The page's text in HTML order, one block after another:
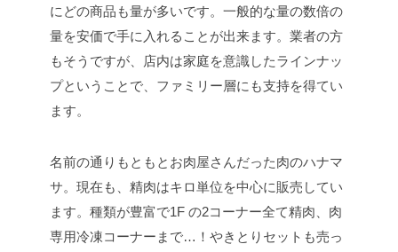
にどの商品も量が多いです。一般的な量の数倍の
量を安価で手に入れることが出来ます。業者の方
もそうですが、店内は家庭を意識したラインナッ
プということで、ファミリー層にも支持を得てい
ます。
名前の通りもともとお肉屋さんだった肉のハナマ
サ。現在も、精肉はキロ単位を中心に販売してい
ます。種類が豊富で1F の2コーナー全て精肉、肉
専用冷凍コーナーまで…！やきとりセットも売っ